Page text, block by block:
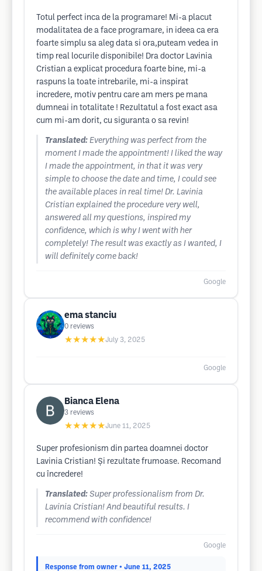
Totul perfect inca de la programare! Mi-a placut
modalitatea de a face programare, in ideea ca era
foarte simplu sa aleg data si ora,puteam vedea in
timp real locurile disponibile! Dra doctor Lavinia
Cristian a explicat procedura foarte bine, mi-a
raspuns la toate intrebarile, mi-a inspirat
incredere, motiv pentru care am mers pe mana
dumneai in totalitate ! Rezultatul a fost exact asa
cum mi-am dorit, cu siguranta o sa revin!
Translated: Everything was perfect from the
moment I made the appointment! I liked the way
I made the appointment, in that it was very
simple to choose the date and time, I could see
the available places in real time! Dr. Lavinia
Cristian explained the procedure very well,
answered all my questions, inspired my
confidence, which is why I went with her
completely! The result was exactly as I wanted, I
will definitely come back!
Google
ema stanciu
0 reviews
★★★★★July 3, 2025
Google
Bianca Elena
3 reviews
★★★★★June 11, 2025
Super profesionism din partea doamnei doctor
Lavinia Cristian! Și rezultate frumoase. Recomand
cu încredere!
Translated: Super professionalism from Dr.
Lavinia Cristian! And beautiful results. I
recommend with confidence!
Google
Response from owner • June 11, 2025